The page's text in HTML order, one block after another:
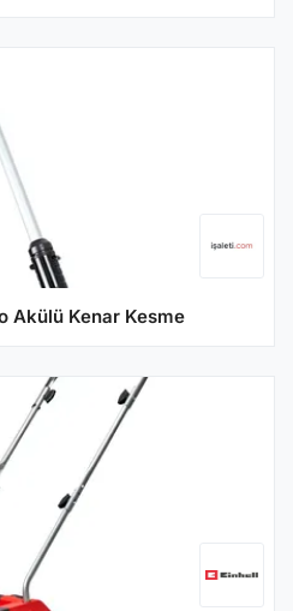
Akülü Kenar Kesme